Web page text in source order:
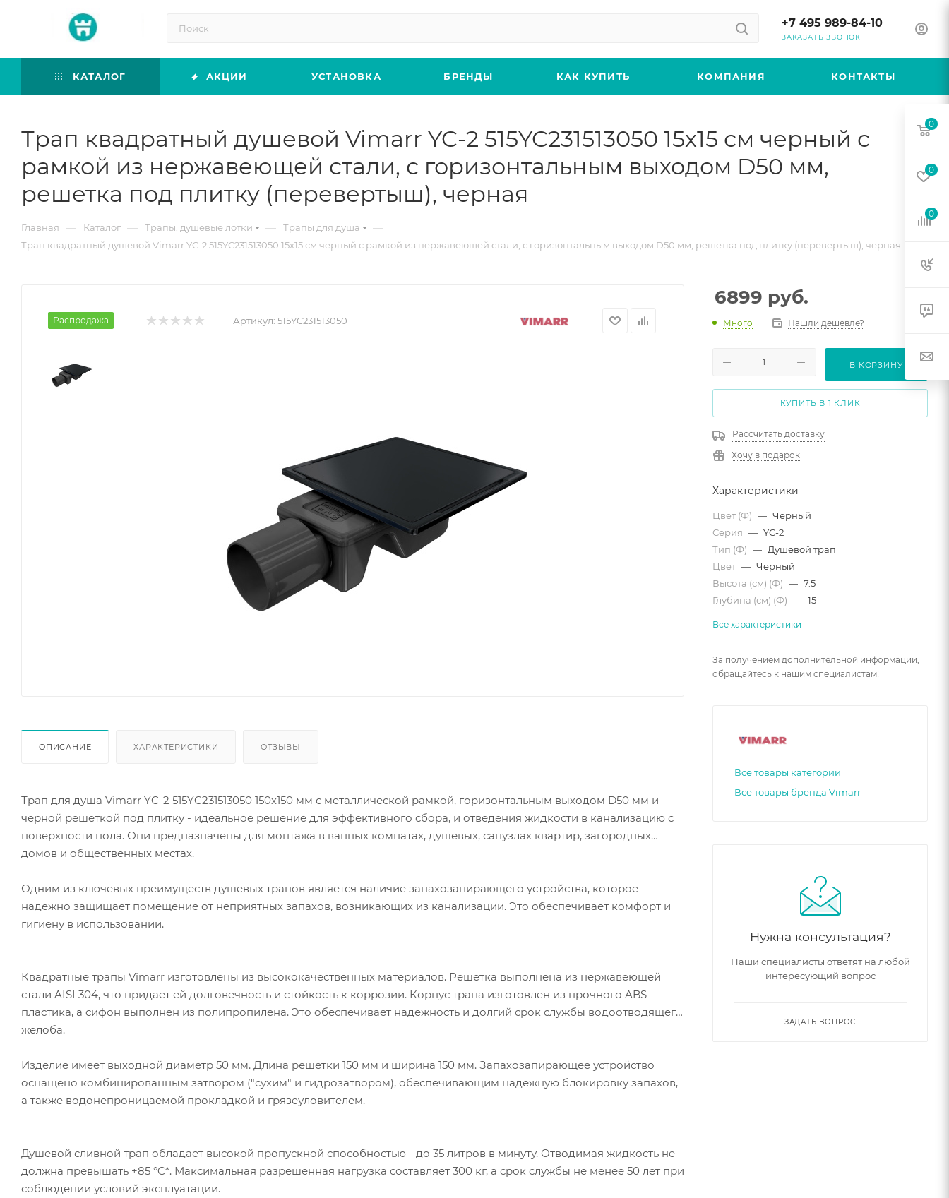
+7 495 989-84-10
ЗАКАЗАТЬ ЗВОНОК
КАТАЛОГ АКЦИИ УСТАНОВКА БРЕНДЫ КАК КУПИТЬ КОМПАНИЯ КОНТАКТЫ
Трап квадратный душевой Vimarr YC-2 515YC231513050 15х15 см черный с
рамкой из нержавеющей стали, с горизонтальным выходом D50 мм,
решетка под плитку (перевертыш), черная
Главная — Каталог — Трапы, душевые лотки — Трапы для душа —
Трап квадратный душевой Vimarr YC-2 515YC231513050 15х15 см черный с рамкой из нержавеющей стали, с горизонтальным выходом D50 мм, решетка под плитку (перевертыш), черная
Распродажа Артикул: 515YC231513050
ОПИСАНИЕ ХАРАКТЕРИСТИКИ ОТЗЫВЫ
Трап для душа Vimarr YC-2 515YC231513050 150х150 мм с металлической рамкой, горизонтальным выходом D50 мм и
черной решеткой под плитку - идеальное решение для эффективного сбора, и отведения жидкости в канализацию с
поверхности пола. Они предназначены для монтажа в ванных комнатах, душевых, санузлах квартир, загородных
домов и общественных местах.
Одним из ключевых преимуществ душевых трапов является наличие запахозапирающего устройства, которое
надежно защищает помещение от неприятных запахов, возникающих из канализации. Это обеспечивает комфорт и
гигиену в использовании.
Квадратные трапы Vimarr изготовлены из высококачественных материалов. Решетка выполнена из нержавеющей
стали AISI 304, что придает ей долговечность и стойкость к коррозии. Корпус трапа изготовлен из прочного ABS-
пластика, а сифон выполнен из полипропилена. Это обеспечивает надежность и долгий срок службы водоотводящего
желоба.
Изделие имеет выходной диаметр 50 мм. Длина решетки 150 мм и ширина 150 мм. Запахозапирающее устройство
оснащено комбинированным затвором ("сухим" и гидрозатвором), обеспечивающим надежную блокировку запахов,
а также водонепроницаемой прокладкой и грязеуловителем.
Душевой сливной трап обладает высокой пропускной способностью - до 35 литров в минуту. Отводимая жидкость не
должна превышать +85 °C*. Максимальная разрешенная нагрузка составляет 300 кг, а срок службы не менее 50 лет при
соблюдении условий эксплуатации.
6899 руб.
Много Нашли дешевле?
В КОРЗИНУ
КУПИТЬ В 1 КЛИК
Рассчитать доставку
Хочу в подарок
Характеристики
Цвет (Ф) — Черный
Серия — YC-2
Тип (Ф) — Душевой трап
Цвет — Черный
Высота (см) (Ф) — 7.5
Глубина (см) (Ф) — 15
Все характеристики
За получением дополнительной информации,
обращайтесь к нашим специалистам!
Все товары категории
Все товары бренда Vimarr
Нужна консультация?
Наши специалисты ответят на любой
интересующий вопрос
ЗАДАТЬ ВОПРОС
0
0
0